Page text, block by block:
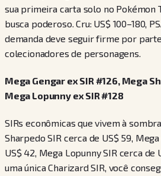
sua primeira carta solo no Pokémon
busca poderoso. Cru: US$ 100–180,
demanda deve seguir firme por
colecionadores de personagens.
Mega Gengar ex SIR #126, Mega
Mega Lopunny ex SIR #128
SIRs econômicas que vivem à
Sharpedo SIR cerca de US$ 59,
US$ 42, Mega Lopunny SIR cerca de
uma única Charizard SIR, você